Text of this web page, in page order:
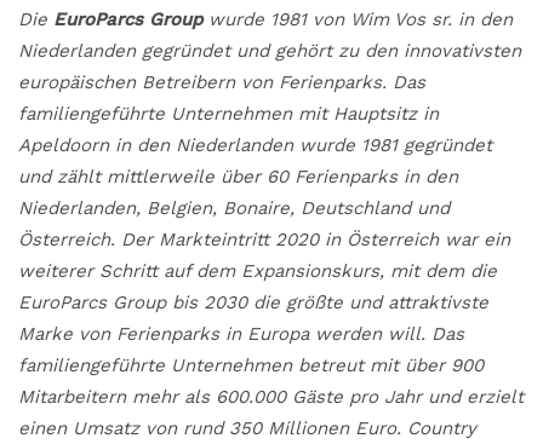
Die EuroParcs Groupwurde 1981 von Wim Vos sr. in den
Niederlanden gegründet und gehört zu den innovativsten
europäischen Betreibern von Ferienparks. Das
familiengeführte Unternehmen mit Hauptsitz in
Apeldoorn in den Niederlanden wurde 1981 gegründet
und zählt mittlerweile über 60 Ferienparks in den
Niederlanden, Belgien, Bonaire, Deutschland und
Österreich. Der Markteintritt 2020 in Österreich war ein
weiterer Schritt auf dem Expansionskurs, mit dem die
EuroParcs Group bis 2030 die größte und attraktivste
Marke von Ferienparks in Europa werden will. Das
familiengeführte Unternehmen betreut mit über 900
Mitarbeitern mehr als 600.000 Gäste pro Jahr und erzielt
einen Umsatz von rund 350 Millionen Euro. Country